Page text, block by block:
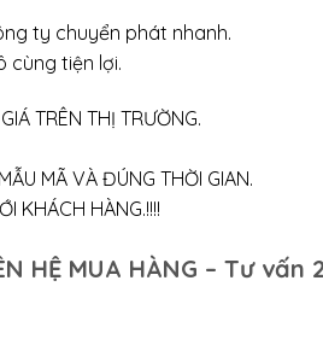
ty chuyển phát nhanh.
cùng tiện lợi.
TRÊN THỊ TRƯỜNG.
MÃ VÀ ĐÚNG THỜI GIAN.
KHÁCH HÀNG.!!!!
HỆ MUA HÀNG – Tư